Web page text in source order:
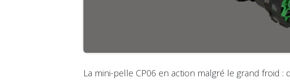
La mini-pelle CP06 en action malgré le grand froid